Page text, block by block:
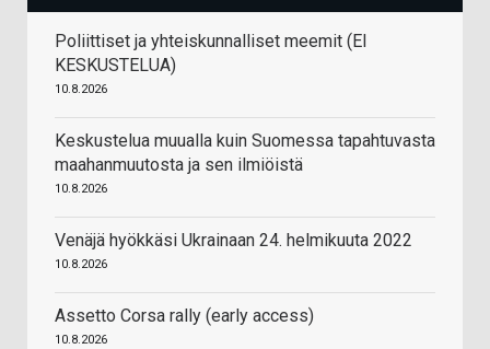
Poliittiset ja yhteiskunnalliset meemit (EI
KESKUSTELUA)
10.8.2026
Keskustelua muualla kuin Suomessa tapahtuvasta
maahanmuutosta ja sen ilmiöistä
10.8.2026
Venäjä hyökkäsi Ukrainaan 24. helmikuuta 2022
10.8.2026
Assetto Corsa rally (early access)
10.8.2026